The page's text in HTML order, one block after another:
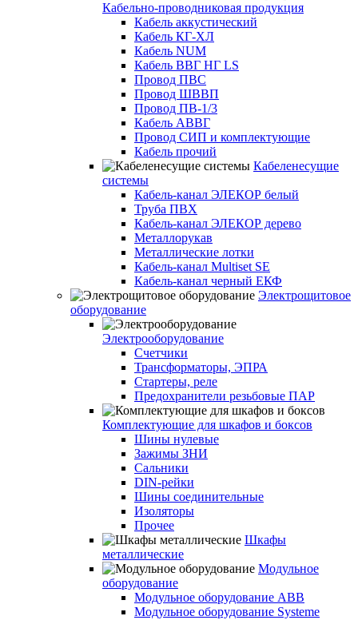
Кабельно-проводниковая продукция
Кабель аккустический
Кабель КГ-ХЛ
Кабель NUM
Кабель ВВГ НГ LS
Провод ПВС
Провод ШВВП
Провод ПВ-1/3
Кабель АВВГ
Провод СИП и комплектующие
Кабель прочий
Кабеленесущие
системы
Кабель-канал ЭЛЕКОР белый
Труба ПВХ
Кабель-канал ЭЛЕКОР дерево
Металлорукав
Металлические лотки
Кабель-канал Multiset SE
Кабель-канал черный ЕКФ
Электрощитовое
оборудование
Электрооборудование
Счетчики
Трансформаторы, ЭПРА
Стартеры, реле
Предохранители резьбовые ПАР
Комплектующие для шкафов и боксов
Шины нулевые
Зажимы ЗНИ
Сальники
DIN-рейки
Шины соединительные
Изоляторы
Прочее
Шкафы
металлические
Модульное
оборудование
Модульное оборудование ABB
Модульное оборудование Systeme